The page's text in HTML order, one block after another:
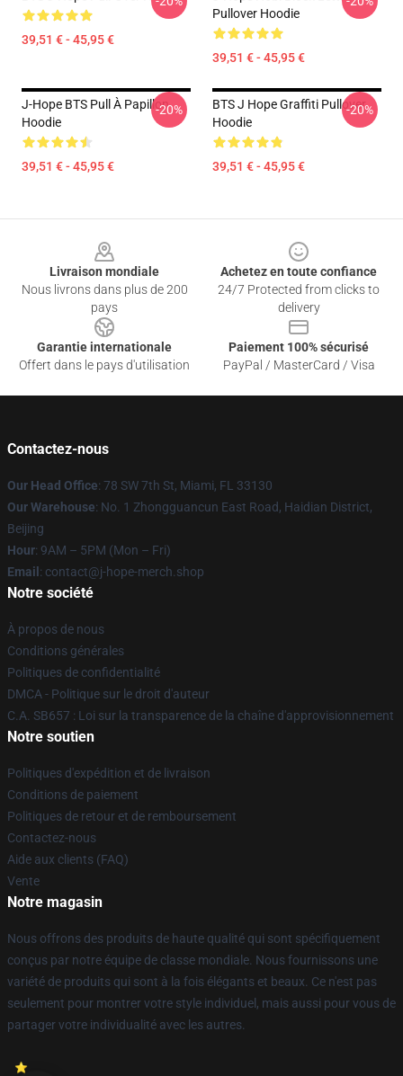
39,51 € - 45,95 €
Pullover Hoodie
39,51 € - 45,95 €
J-Hope BTS Pull À Papillon
Hoodie
39,51 € - 45,95 €
-20%
BTS J Hope Graffiti Pullover
Hoodie
39,51 € - 45,95 €
-20%
Livraison mondiale
Nous livrons dans plus de 200
pays
Achetez en toute confiance
24/7 Protected from clicks to
delivery
Garantie internationale
Offert dans le pays d'utilisation
Paiement 100% sécurisé
PayPal / MasterCard / Visa
Contactez-nous
Our Head Office: 78 SW 7th St, Miami, FL 33130
Our Warehouse: No. 1 Zhongguancun East Road, Haidian District,
Beijing
Hour: 9AM – 5PM (Mon – Fri)
Email : contact@j-hope-merch.shop
Notre société
À propos de nous
Conditions générales
Politiques de confidentialité
DMCA - Politique sur le droit d'auteur
C.A. SB657 : Loi sur la transparence de la chaîne d'approvisionnement
Notre soutien
Politiques d'expédition et de livraison
Conditions de paiement
Politiques de retour et de remboursement
Contactez-nous
Aide aux clients (FAQ)
Vente
Notre magasin
Nous offrons des produits de haute qualité qui sont spécifiquement
conçus par notre équipe de classe mondiale. Nous fournissons une
variété de produits qui sont à la fois élégants et beaux. Ce n'est pas
seulement pour montrer votre style individuel, mais aussi pour vous de
partager votre individualité avec les autres.